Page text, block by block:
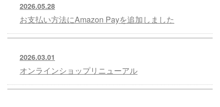
2026.05.28
お支払い方法にAmazon Payを追加しました
2026.03.01
オンラインショップリニューアル